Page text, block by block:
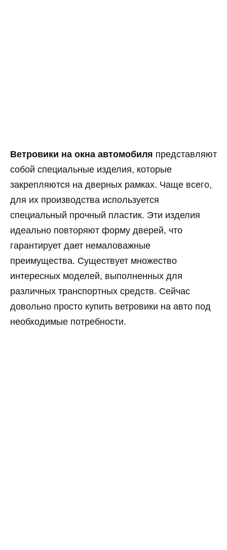
Ветровики на окна автомобиля представляют
собой специальные изделия, которые
закрепляются на дверных рамках. Чаще всего,
для их производства используется
специальный прочный пластик. Эти изделия
идеально повторяют форму дверей, что
гарантирует дает немаловажные
преимущества. Существует множество
интересных моделей, выполненных для
различных транспортных средств. Сейчас
довольно просто купить ветровики на авто под
необходимые потребности.